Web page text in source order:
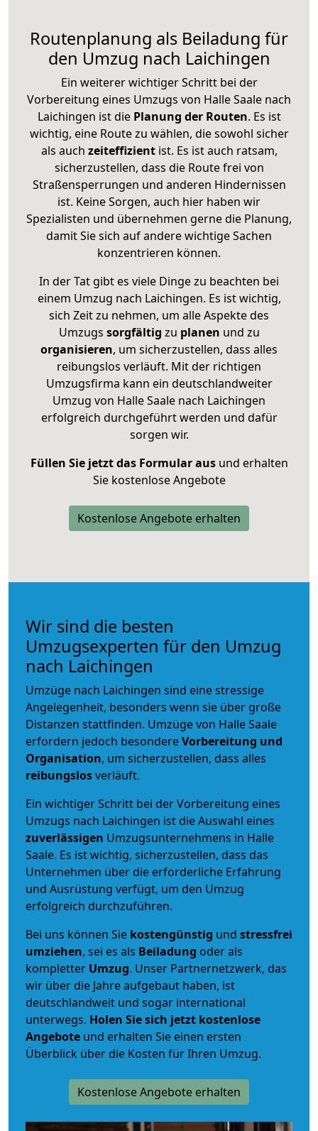
Routenplanung als Beiladung für
den Umzug nach Laichingen
Ein weiterer wichtiger Schritt bei der
Vorbereitung eines Umzugs von Halle Saale nach
Laichingen ist diePlanung der Routen. Es ist
wichtig, eine Route zu wählen, die sowohl sicher
als auch zeiteffizientist. Es ist auch ratsam,
sicherzustellen, dass die Route frei von
Straßensperrungen und anderen Hindernissen
ist. Keine Sorgen, auch hier haben wir
Spezialisten und übernehmen gerne die Planung,
damit Sie sich auf andere wichtige Sachen
konzentrieren können.
In der Tat gibt es viele Dinge zu beachten bei
einem Umzug nach Laichingen. Es ist wichtig,
sich Zeit zu nehmen, um alle Aspekte des
Umzugs sorgfältig zu planen und zu
organisieren, um sicherzustellen, dass alles
reibungslos verläuft. Mit der richtigen
Umzugsfirma kann ein deutschlandweiter
Umzug von Halle Saale nach Laichingen
erfolgreich durchgeführt werden und dafür
sorgen wir.
Füllen Sie jetzt das Formular ausund erhalten
Sie kostenlose Angebote
Kostenlose Angebote erhalten
Wir sind die besten
Umzugsexperten für den Umzug
nach Laichingen
Umzüge nach Laichingen sind eine stressige
Angelegenheit, besonders wenn sie über große
Distanzen stattfinden. Umzüge von Halle Saale
erfordern jedoch besondereVorbereitung und
Organisation, um sicherzustellen, dass alles
reibungslosverläuft.
Ein wichtiger Schritt bei der Vorbereitung eines
Umzugs nach Laichingen ist die Auswahl eines
zuverlässigen Umzugsunternehmens in Halle
Saale. Es ist wichtig, sicherzustellen, dass das
Unternehmen über die erforderliche Erfahrung
und Ausrüstung verfügt, um den Umzug
erfolgreich durchzuführen.
Bei uns können Sie kostengünstig und stressfrei
umziehen, sei es als Beiladung oder als
kompletter Umzug. Unser Partnernetzwerk, das
wir über die Jahre aufgebaut haben, ist
deutschlandweit und sogar international
unterwegs. Holen Sie sich jetzt kostenlose
Angebote und erhalten Sie einen ersten
Überblick über die Kosten für Ihren Umzug.
Kostenlose Angebote erhalten